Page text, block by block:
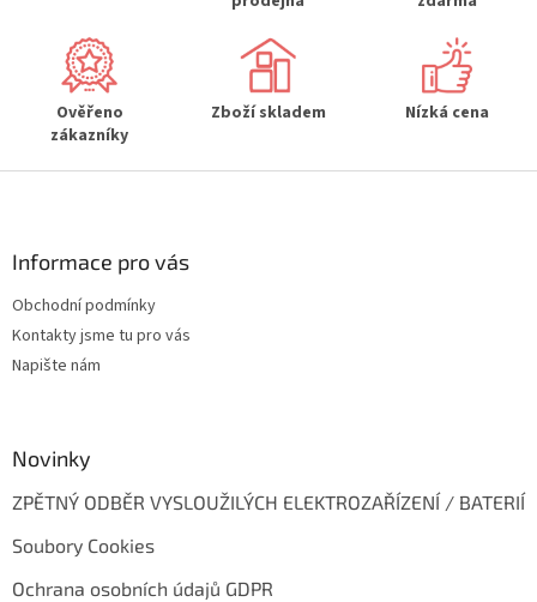
Ověřeno
zákazníky
Zboží skladem Nízká cena
Informace pro vás
Obchodní podmínky
Kontakty jsme tu pro vás
Napište nám
Novinky
ZPĚTNÝ ODBĚR VYSLOUŽILÝCH ELEKTROZAŘÍZENÍ / BATERIÍ
Soubory Cookies
Ochrana osobních údajů GDPR